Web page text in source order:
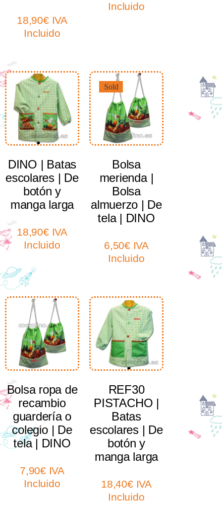
18,90€ IVA
Incluido
Incluido
Select options
DINO | Batas
escolares | De
botón y
manga larga
18,90€ IVA
Incluido
Sold
Select options
Bolsa
merienda |
Bolsa
almuerzo | De
tela | DINO
6,50€ IVA
Incluido
Select options
Bolsa ropa de
recambio
guardería o
colegio | De
tela | DINO
7,90€ IVA
Incluido
Select options
REF30
PISTACHO |
Batas
escolares | De
botón y
manga larga
18,40€ IVA
Incluido